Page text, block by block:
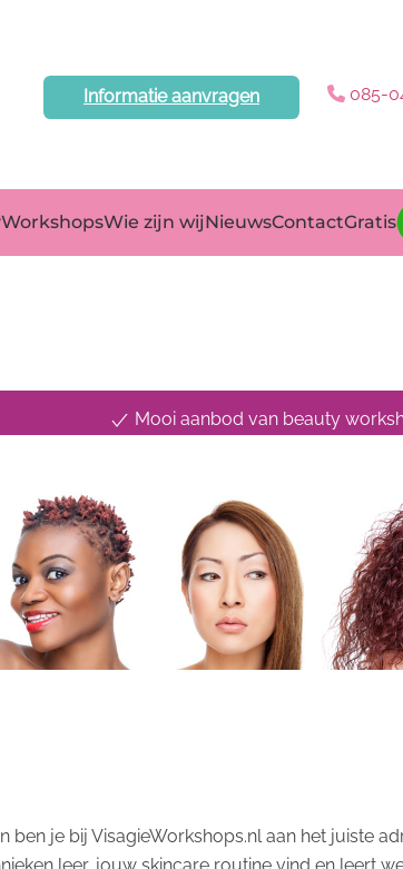
Informatie aanvragen 085-
Wie zijn wijNieuwsContactGratis
Mooi aanbod van beauty
je bij VisagieWorkshops.nl aan het juiste